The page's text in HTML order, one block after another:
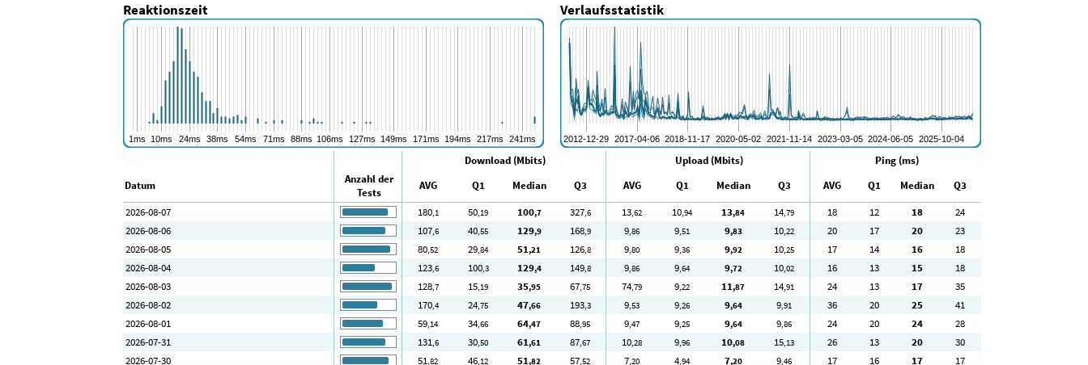
Reaktionszeit Verlaufsstatistik
Download (Mbits) Upload (Mbits)
Ping (ms)
Datum
Anzahl der
Tests
AVG Q1 Median Q3 AVG Q1 Median Q3 AVG Q1 Median
Q3
2026-08-07
180,1 50,19 100,7 327,6 13,62 10,94 13,84 14,79 18 12 18
24
2026-08-06
107,6 40,55 129,9 168,9 9,86 9,51 9,83 10,22 20 17 20
23
2026-08-05
80,52 29,84 51,21 126,8 9,80 9,36 9,92 10,25 17 14 16
18
2026-08-04
123,6 100,3 129,4 149,8 9,86 9,64 9,72 10,02 16 13 15
18
2026-08-03
128,7 15,19 35,95 67,75 74,79 9,22 11,87 14,91 24 13 17
35
2026-08-02
170,4 24,75 47,66 193,3 9,53 9,26 9,64 9,91 36 20 25
41
2026-08-01
59,14 34,66 64,47 88,95 9,47 9,25 9,64 9,86 24 20 24
28
2026-07-31
131,6 30,50 61,61 87,67 10,28 9,96 10,08 15,13 26 13 20
30
2026-07-30
51,82 46,12 51,82 57,52 7,20 4,94 7,20 9,46 17 16 17
17